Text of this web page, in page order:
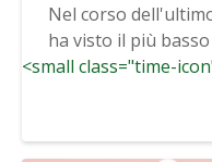
Nel corso
ha visto il più basso
<small class="time-